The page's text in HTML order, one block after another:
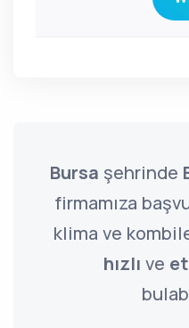
Bursa şehrinde
firmamıza
klima ve
hızlı ve